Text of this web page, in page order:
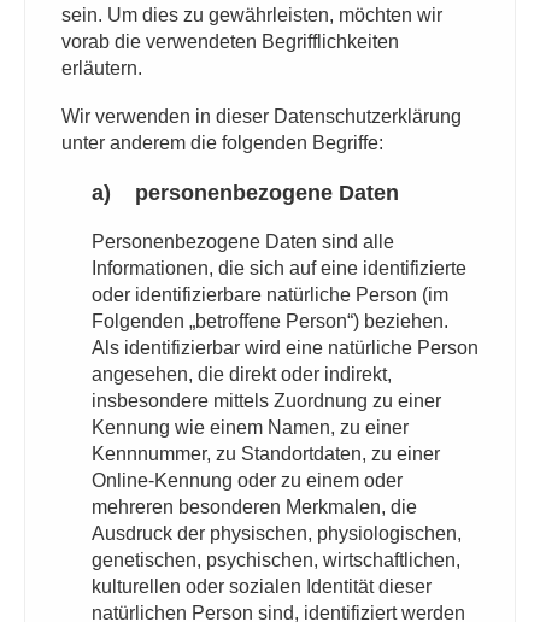
sein. Um dies zu gewährleisten, möchten wir
vorab die verwendeten Begrifflichkeiten
erläutern.
Wir verwenden in dieser Datenschutzerklärung
unter anderem die folgenden Begriffe:
a) personenbezogene Daten
Personenbezogene Daten sind alle
Informationen, die sich auf eine identifizierte
oder identifizierbare natürliche Person (im
Folgenden „betroffene Person“) beziehen.
Als identifizierbar wird eine natürliche Person
angesehen, die direkt oder indirekt,
insbesondere mittels Zuordnung zu einer
Kennung wie einem Namen, zu einer
Kennnummer, zu Standortdaten, zu einer
Online-Kennung oder zu einem oder
mehreren besonderen Merkmalen, die
Ausdruck der physischen, physiologischen,
genetischen, psychischen, wirtschaftlichen,
kulturellen oder sozialen Identität dieser
natürlichen Person sind, identifiziert werden